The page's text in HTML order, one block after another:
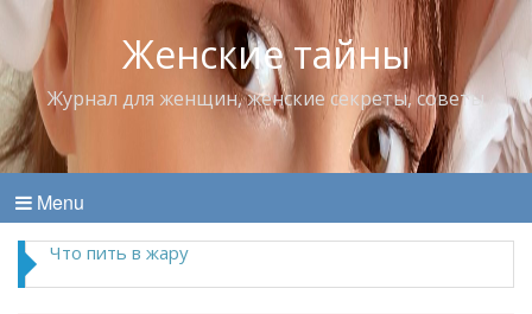
Женские тайны
Журнал для женщин, женские секреты, советы
Menu
Что пить в жару